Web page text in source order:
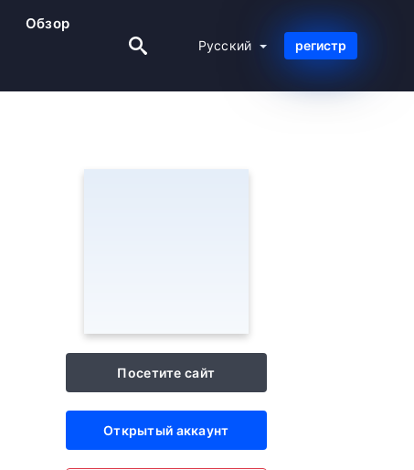
Обзор
Русский регистр
Посетите сайт
Открытый аккаунт